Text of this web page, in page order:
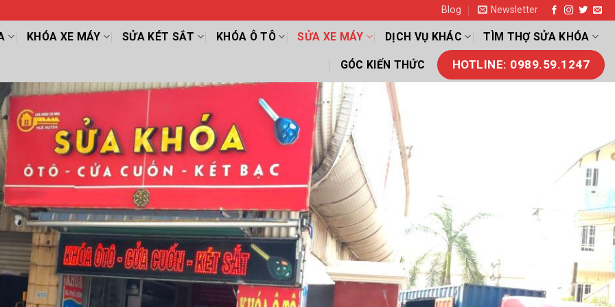
Blog Newsletter
KHÓA XE MÁY SỬA KÉT SẮT KHÓA Ô TÔ SỬA XE MÁY DỊCH VỤ KHÁC TÌM THỢ SỬA KHÓA
GÓC KIẾN THỨC HOTLINE: 0989.59.1247